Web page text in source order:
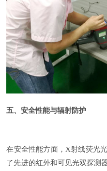
五、安全性能与辐射防护
在安全性能方面， X射线荧光
了先进的红外和可见光双探测